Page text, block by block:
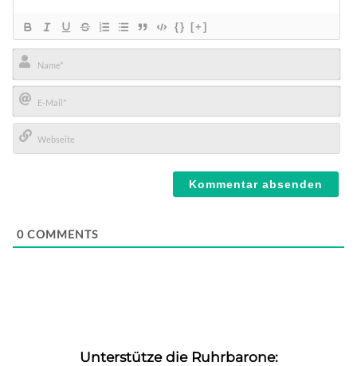
{} [+]
Name*
E-
Mail*
0 COMMENTS
Unterstütze die Ruhrbarone: